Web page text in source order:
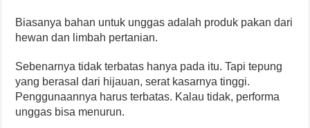
Biasanya bahan untuk unggas adalah produk pakan dari
hewan dan limbah pertanian.
Sebenarnya tidak terbatas hanya pada itu. Tapi tepung
yang berasal dari hijauan, serat kasarnya tinggi.
Penggunaannya harus terbatas. Kalau tidak, performa
unggas bisa menurun.